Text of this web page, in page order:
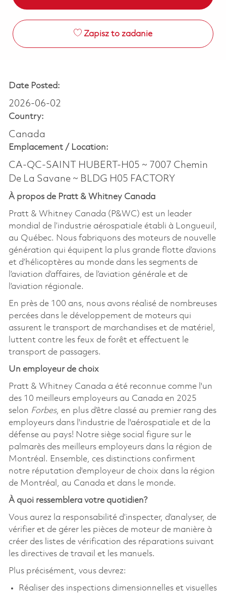
Zapisz to zadanie
Date Posted:
2026-06-02
Country:
Canada
Emplacement / Location:
CA-QC-SAINT HUBERT-H05 ~ 7007 Chemin
De La Savane ~ BLDG H05 FACTORY
À propos de Pratt & Whitney Canada
Pratt & Whitney Canada (P&WC) est un leader
mondial de l’industrie aérospatiale établi à Longueuil,
au Québec. Nous fabriquons des moteurs de nouvelle
génération qui équipent la plus grande flotte d’avions
et d’hélicoptères au monde dans les segments de
l’aviation d’affaires, de l’aviation générale et de
l’aviation régionale.
En près de 100 ans, nous avons réalisé de nombreuses
percées dans le développement de moteurs qui
assurent le transport de marchandises et de matériel,
luttent contre les feux de forêt et effectuent le
transport de passagers.
Un employeur de choix
Pratt & Whitney Canada a été reconnue comme l'un
des 10 meilleurs employeurs au Canada en 2025
selon Forbes, en plus d’être classé au premier rang des
employeurs dans l'industrie de l'aérospatiale et de la
défense au pays! Notre siège social figure sur le
palmarès des meilleurs employeurs dans la région de
Montréal. Ensemble, ces distinctions confirment
notre réputation d'employeur de choix dans la région
de Montréal, au Canada et dans le monde.
À quoi ressemblera votre quotidien?
Vous aurez la responsabilité d’inspecter, d’analyser, de
vérifier et de gérer les pièces de moteur de manière à
créer des listes de vérification des réparations suivant
les directives de travail et les manuels.
Plus précisément, vous devrez:
Réaliser des inspections dimensionnelles et visuelles